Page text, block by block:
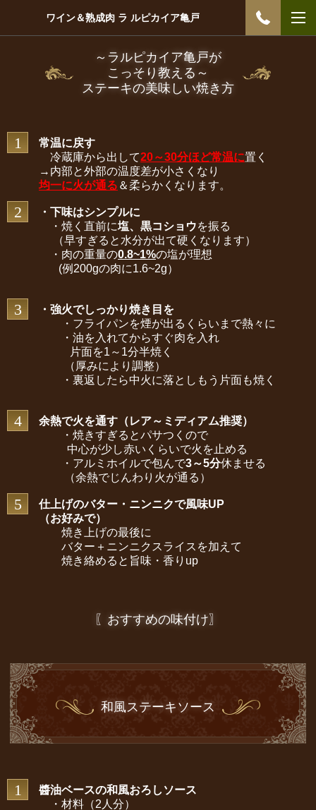
ワイン＆熟成肉 ラ ルピカイア亀戸
～ラルピカイア亀戸が
こっそり教える～
ステーキの美味しい焼き方
1
常温に戻す
冷蔵庫から出して20～30分ほど常温に置く
→内部と外部の温度差が小さくなり
均一に火が通る ＆柔らかくなります。
2
・下味はシンプルに
・ 焼く直前に塩、黒コショウを振る
（早すぎると水分が出て硬くなります）
・肉の重量の0.8~1%の塩が理想
(例200gの肉に1.6~2g）
3
・強火でしっかり焼き目を
・フライパンを煙が出るくらいまで熱々に
・油を入れてからすぐ肉を入れ
片面を1～1分半焼く
（厚みにより調整）
・裏返したら中火に落としもう片面も焼く
4
余熱で火を通す（レア～ミディアム推奨）
・焼きすぎるとパサつくので
中心が少し赤いくらいで火を止める
・アルミホイルで包んで3～5分休ませる
（余熱でじんわり火が通る）
5
仕上げのバター・ニンニクで風味UP
（お好みで）
焼き上げの最後に
バター＋ニンニクスライスを加えて
焼き絡めると旨味・香りup
〖おすすめの味付け〗
和風ステーキソース
1
醬油ベースの和風おろしソース
・材料（2人分）